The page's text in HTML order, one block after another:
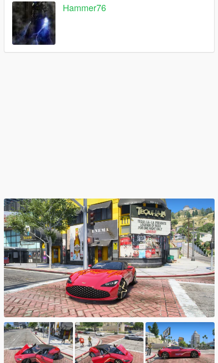
Hammer76